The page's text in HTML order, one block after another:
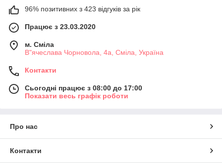
96% позитивних з 423 відгуків за рік
Працює з 23.03.2020
м. Сміла
В"ячеслава Чорновола, 4а, Сміла, Україна
Контакти
Сьогодні працює з 08:00 до 17:00
Показати весь графік роботи
Про нас
Контакти